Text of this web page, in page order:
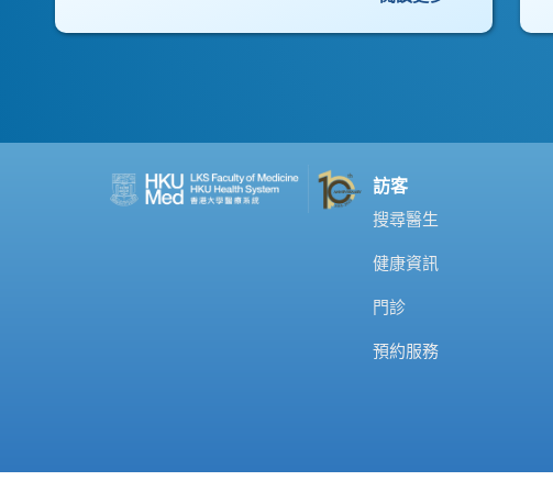
訪客
搜尋醫生
健康資訊
門診
預約服務